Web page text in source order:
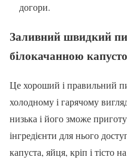
догори.
Заливний швидкий
білокачанною
Це хороший і правильний
холодному і гарячому
низька і його зможе
інгредієнти для нього
капуста, яйця, кріп і тісто